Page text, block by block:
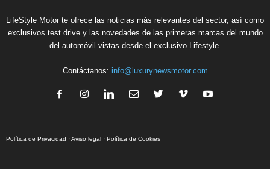
LifeStyle Motor te ofrece las noticias más relevantes del sector, así como
exclusivos test drive y las novedades de las primeras marcas del mundo
del automóvil vistas desde el exclusivo Lifestyle.
Contáctanos: info@luxurynewsmotor.com
Política de Privacidad ·Aviso legal · Política de Cookies